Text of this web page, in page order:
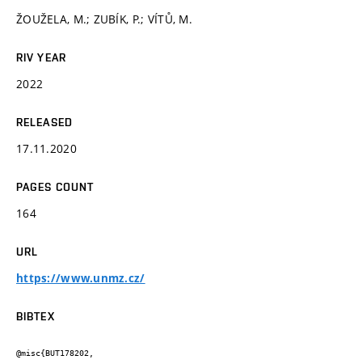
ŽOUŽELA, M.; ZUBÍK, P.; VÍTŮ, M.
RIV YEAR
2022
RELEASED
17.11.2020
PAGES COUNT
164
URL
https://www.unmz.cz/
BIBTEX
@misc{BUT178202,